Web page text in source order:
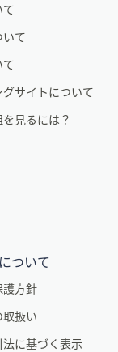
て
いて
て
サイトについて
見るには？
ついて
護方針
扱い
に基づく表示